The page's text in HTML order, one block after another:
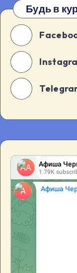
Будь в